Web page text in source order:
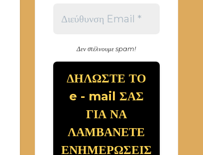
Δεν στέλνουμε spam!